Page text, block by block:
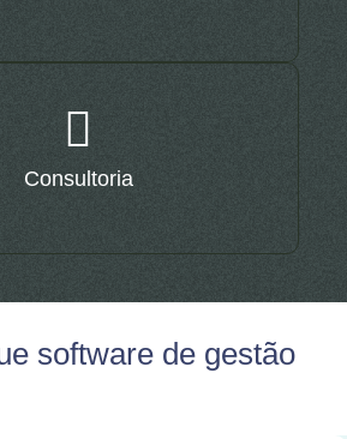
Consultoria
software de gestão